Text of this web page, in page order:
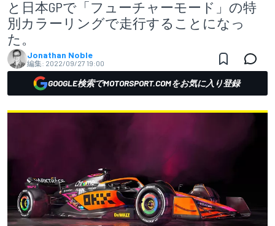
と日本GPで「フューチャーモード」の特
別カラーリングで走行することになっ
た。
Jonathan Noble
編集: 2022/09/27 19:00
GOOGLE検索でMOTORSPORT.COMをお気に入り登録